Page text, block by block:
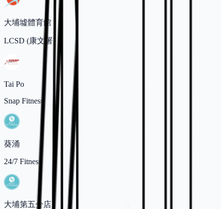
大埔墟體育館
LCSD (康文署)
Tai Po
Snap Fitness
葵涌
24/7 Fitness
大埔第五分店